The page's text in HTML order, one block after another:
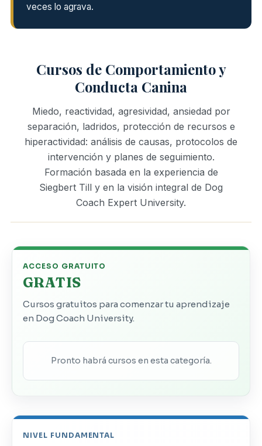
veces lo agrava.
Cursos de Comportamiento y
Conducta Canina
Miedo, reactividad, agresividad, ansiedad por
separación, ladridos, protección de recursos e
hiperactividad: análisis de causas, protocolos de
intervención y planes de seguimiento.
Formación basada en la experiencia de
Siegbert Till y en la visión integral de Dog
Coach Expert University.
ACCESO GRATUITO
GRATIS
Cursos gratuitos para comenzar tu aprendizaje
en Dog Coach University.
Pronto habrá cursos en esta categoría.
NIVEL FUNDAMENTAL